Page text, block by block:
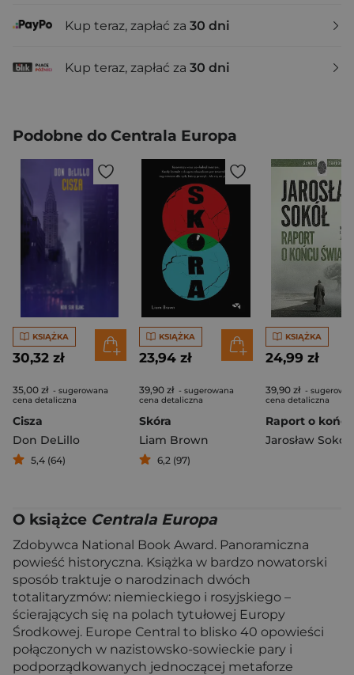
Kup teraz, zapłać za 30 dni
Kup teraz, zapłać za 30 dni
Podobne do Centrala Europa
KSIĄŻKA
30,32 zł
35,00 zł - sugerowana
cena detaliczna
Cisza
Don DeLillo
5,4 (64)
KSIĄŻKA
23,94 zł
39,90 zł - sugerowana
cena detaliczna
Skóra
Liam Brown
6,2 (97)
KSIĄŻKA
24,99 zł
39,90 zł -
cena detaliczna
Jarosław Sokół
O książce Centrala Europa
Zdobywca National Book Award. Panoramiczna
powieść historyczna. Książka w bardzo nowatorski
sposób traktuje o narodzinach dwóch
totalitaryzmów: niemieckiego i rosyjskiego –
ścierających się na polach tytułowej Europy
Środkowej. Europe Central to blisko 40 opowieści
połączonych w nazistowsko-sowieckie pary i
podporządkowanych jednoczącej metaforze